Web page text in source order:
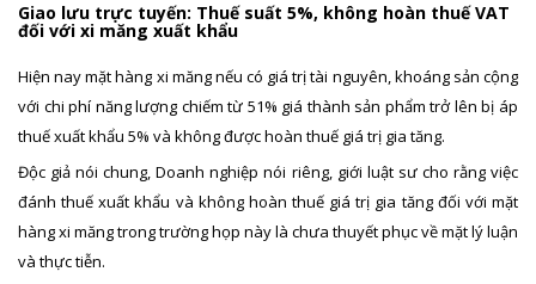
Giao lưu trực tuyến: Thuế suất 5%, không hoàn thuế VAT
đối với xi măng xuất khẩu
Hiện nay mặt hàng xi măng nếu có giá trị tài nguyên, khoáng sản cộng
với chi phí năng lượng chiếm từ 51% giá thành sản phẩm trở lên bị áp
thuế xuất khẩu 5% và không được hoàn thuế giá trị gia tăng.
Độc giả nói chung, Doanh nghiệp nói riêng, giới luật sư cho rằng việc
đánh thuế xuất khẩu và không hoàn thuế giá trị gia tăng đối với mặt
hàng xi măng trong trường họp này là chưa thuyết phục về mặt lý luận
và thực tiễn.